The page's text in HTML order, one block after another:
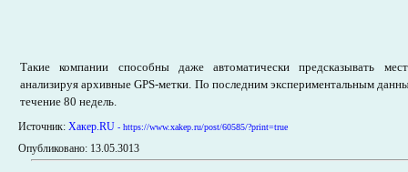
Такие компании способны даже автоматически предсказывать
анализируя архивные GPS-метки. По последним экспериментальным
течение 80 недель.
Источник: Хакер.RU - https://www.xakep.ru/post/60585/?print=true
Опубликовано: 13.05.3013